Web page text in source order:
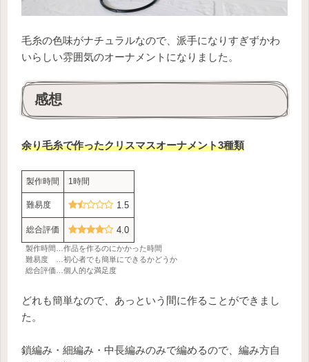
毛糸の色味がナチュラルなので、派手になりすぎずかわ
いらしい雰囲気のオーナメントになりました。
感想
余り毛糸で作ったクリスマスオーナメント3種類
製作時間 1時間
難易度 1.5
総合評価 4.0
製作時間…作品を作るのにかかった時間
難易度 …初心者でも簡単にできるかどうか
総合評価…個人的な満足度
どれも簡単なので、あっという間に作ることができまし
た。
鎖編み・細編み・中長編みのみで編めるので、編み方自